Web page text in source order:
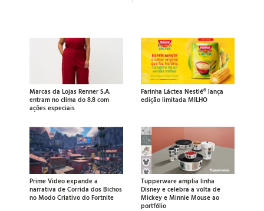
Marcas da Lojas Renner S.A.
entram no clima do 8.8 com
ações especiais
Farinha Láctea Nestlé® lança
edição limitada MILHO
Prime Video expande a
narrativa de Corrida dos Bichos
no Modo Criativo do Fortnite
Tupperware amplia linha
Disney e celebra a volta de
Mickey e Minnie Mouse ao
portfólio